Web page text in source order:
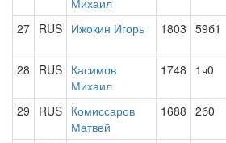
Михаил
27 RUS Ижокин Игорь 1803 59б1
28 RUS Касимов
Михаил
1748 1ч0
29 RUS Комиссаров
Матвей
1688 2б0